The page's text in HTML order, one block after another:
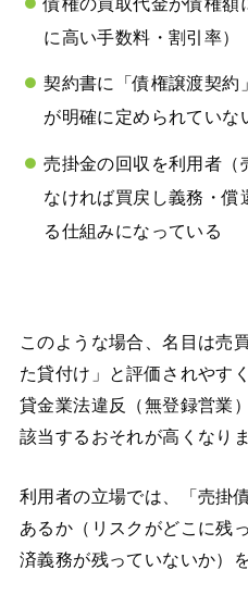
に高い手数料・割引率）
契約書に「債権譲渡契約
が明確に定められていな
売掛金の回収を利用者（
なければ買戻し義務・償
る仕組みになっている
このような場合、名目は売
た貸付け」と評価されやす
貸金業法違反（無登録営業
該当するおそれが高くなりま
利用者の立場では、「売掛
あるか（リスクがどこに残
済義務が残っていないか）